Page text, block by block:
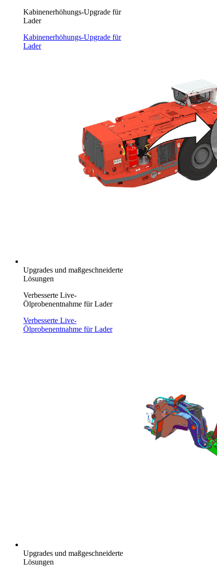
Kabinenerhöhungs-Upgrade für
Lader
Kabinenerhöhungs-Upgrade für
Lader
Upgrades und maßgeschneiderte
Lösungen
Verbesserte Live-
Ölprobenentnahme für Lader
Verbesserte Live-
Ölprobenentnahme für Lader
Upgrades und maßgeschneiderte
Lösungen